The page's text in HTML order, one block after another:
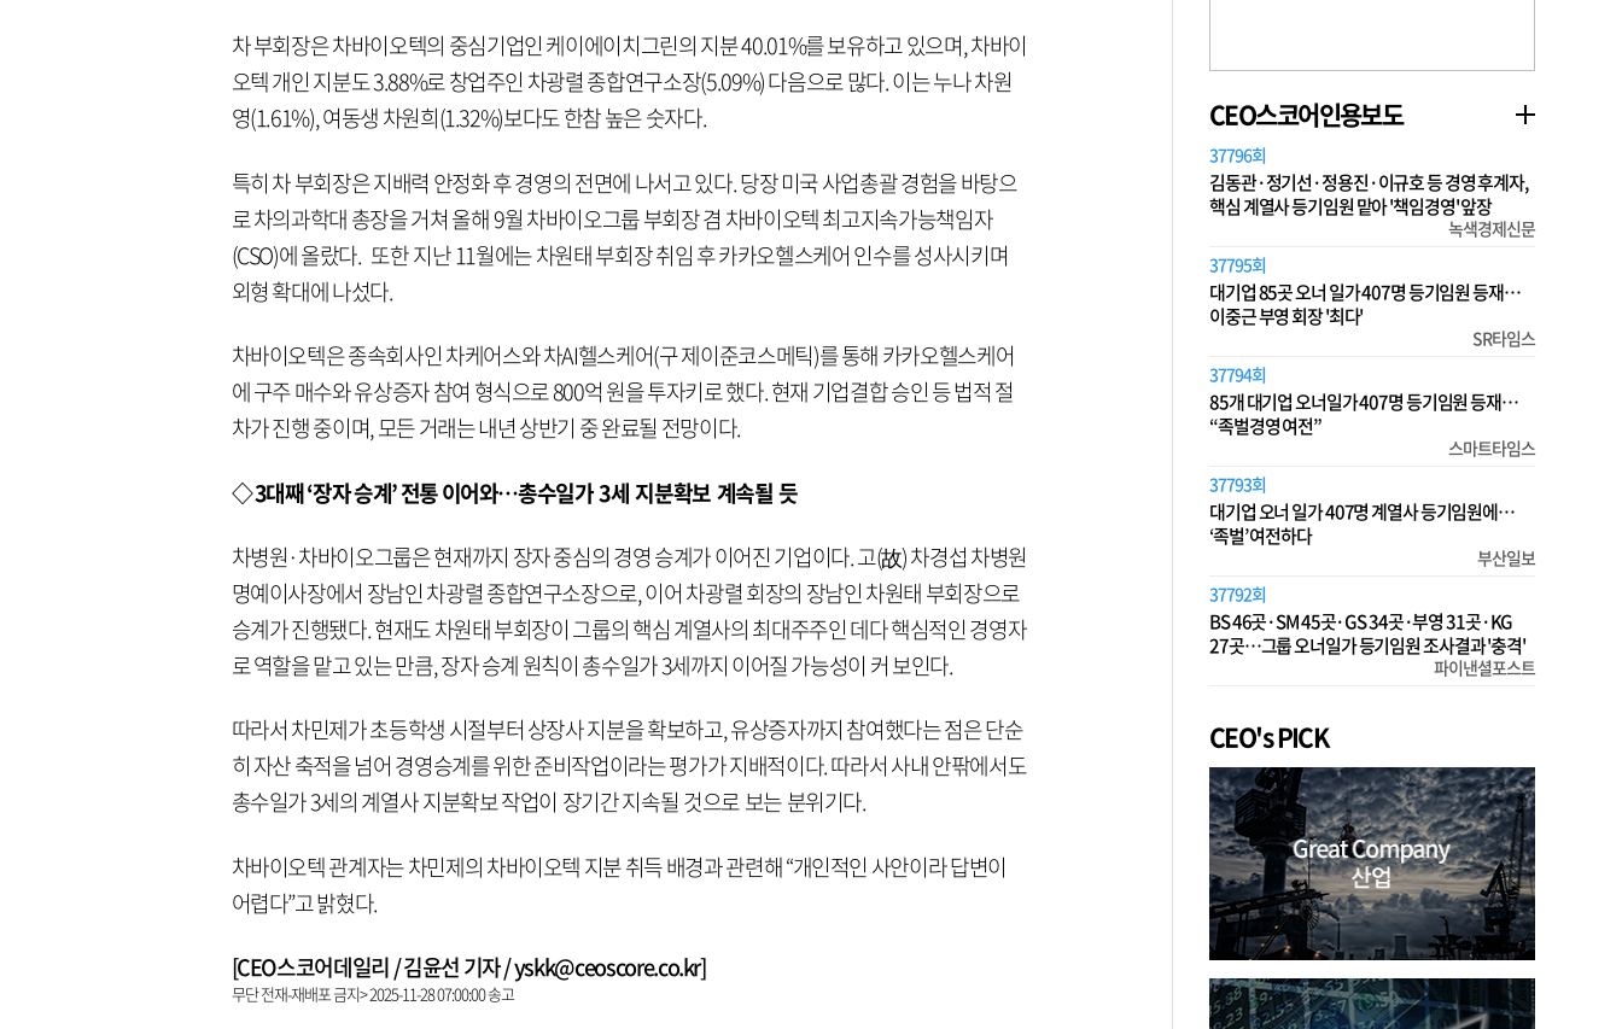
차 부회장은 차바이오텍의 중심기업인 케이에이치그린의 지분 40.01%를 보유하고 있으며, 차바이
오텍 개인 지분도 3.88%로 창업주인 차광렬 종합연구소장(5.09%) 다음으로 많다. 이는 누나 차원
영(1.61%), 여동생 차원희(1.32%)보다도 한참 높은 숫자다.
특히 차 부회장은 지배력 안정화 후 경영의 전면에 나서고 있다. 당장 미국 사업총괄 경험을 바탕으
로 차의과학대 총장을 거쳐 올해 9월 차바이오그룹 부회장 겸 차바이오텍 최고지속가능책임자
(CSO)에 올랐다. 또한 지난 11월에는 차원태 부회장 취임 후 카카오헬스케어 인수를 성사시키며
외형 확대에 나섰다.
차바이오텍은 종속회사인 차케어스와 차AI헬스케어(구 제이준코스메틱)를 통해 카카오헬스케어
에 구주 매수와 유상증자 참여 형식으로 800억 원을 투자키로 했다. 현재 기업결합 승인 등 법적 절
차가 진행 중이며, 모든 거래는 내년 상반기 중 완료될 전망이다.
◇ 3대째 ‘장자 승계’ 전통 이어와…총수일가 3세 지분확보 계속될 듯
차병원·차바이오그룹은 현재까지 장자 중심의 경영 승계가 이어진 기업이다. 고(故) 차경섭 차병원
명예이사장에서 장남인 차광렬 종합연구소장으로, 이어 차광렬 회장의 장남인 차원태 부회장으로
승계가 진행됐다. 현재도 차원태 부회장이 그룹의 핵심 계열사의 최대주주인 데다 핵심적인 경영자
로 역할을 맡고 있는 만큼, 장자 승계 원칙이 총수일가 3세까지 이어질 가능성이 커 보인다.
따라서 차민제가 초등학생 시절부터 상장사 지분을 확보하고, 유상증자까지 참여했다는 점은 단순
히 자산 축적을 넘어 경영승계를 위한 준비작업이라는 평가가 지배적이다. 따라서 사내 안팎에서도
총수일가 3세의 계열사 지분확보 작업이 장기간 지속될 것으로 보는 분위기다.
차바이오텍 관계자는 차민제의 차바이오텍 지분 취득 배경과 관련해 “개인적인 사안이라 답변이
어렵다”고 밝혔다.
[CEO스코어데일리 / 김윤선 기자 / yskk@ceoscore.co.kr]
무단 전재-재배포 금지> 2025-11-28 07:00:00 송고
CEO스코어인용보도
37796회
김동관·정기선·정용진·이규호 등 경영 후계자,
핵심 계열사 등기임원 맡아 '책임경영' 앞장
녹색경제신문
37795회
대기업 85곳 오너 일가 407명 등기임원 등재…
이중근 부영 회장 '최다'
SR타임스
37794회
85개 대기업 오너일가 407명 등기임원 등재…
“족벌경영 여전”
스마트타임스
37793회
대기업 오너 일가 407명 계열사 등기임원에…
‘족벌’ 여전하다
부산일보
37792회
BS 46곳·SM 45곳·GS 34곳·부영 31곳·KG
27곳…그룹 오너일가 등기임원 조사결과 '충격'
파이낸셜포스트
CEO's PICK